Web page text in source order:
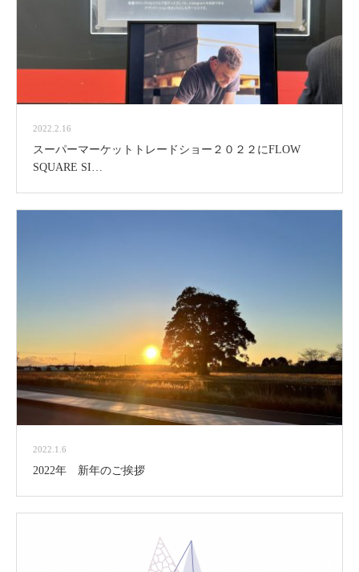
2022.2.16
スーパーマーケットトレードショー２０２２にFLOW
SQUARE SI…
2022.1.6
2022年 新年のご挨拶